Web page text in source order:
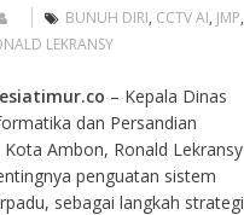
BUNUH DIRI, CCTV AI, JMP,
LEKRANSY
– Kepala Dinas
dan Persandian
Ambon, Ronald Lekransy
penguatan sistem
sebagai langkah